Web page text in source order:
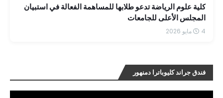
كلية علوم الرياضة تدعو طلابها للمساهمة الفعالة في استبيان
المجلس الأعلى للجامعات
4 مايو 2026
فندق جراند كليوباترا دمنهور